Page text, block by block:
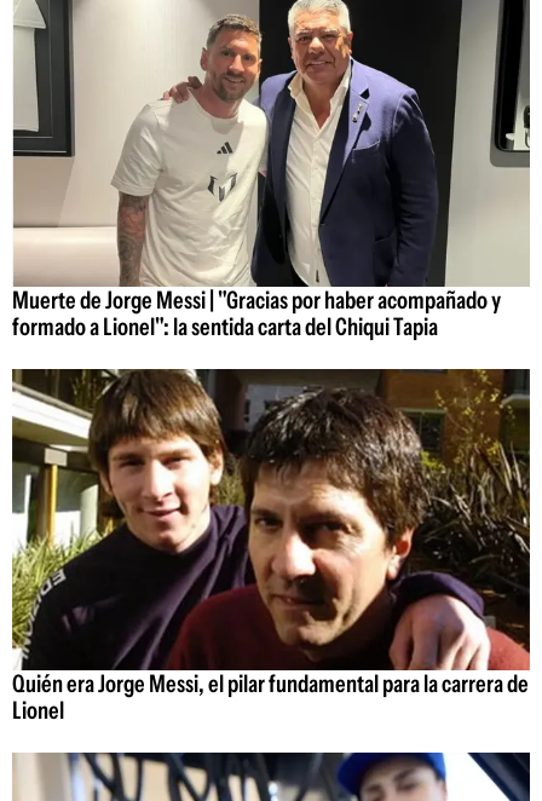
Muerte de Jorge Messi | "Gracias por haber acompañado y
formado a Lionel": la sentida carta del Chiqui Tapia
Quién era Jorge Messi, el pilar fundamental para la carrera de
Lionel